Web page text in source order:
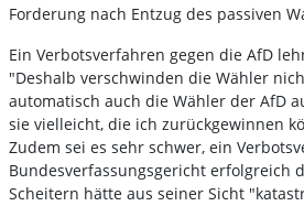
Forderung nach Entzug des passiven
Ein Verbotsverfahren gegen die AfD
"Deshalb verschwinden die Wähler
automatisch auch die Wähler der AfD
sie vielleicht, die ich zurückgewinnen
Zudem sei es sehr schwer, ein
Bundesverfassungsgericht erfolgreich
Scheitern hätte aus seiner Sicht